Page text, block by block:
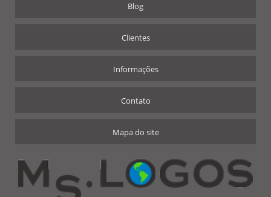
Blog
Clientes
Informações
Contato
Mapa do site